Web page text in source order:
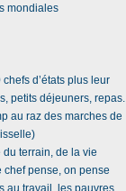
mondiales
d’états plus leur
petits déjeuners, repas.
au raz des marches de
du terrain, de la vie
pense, on pense
au travail, les pauvres